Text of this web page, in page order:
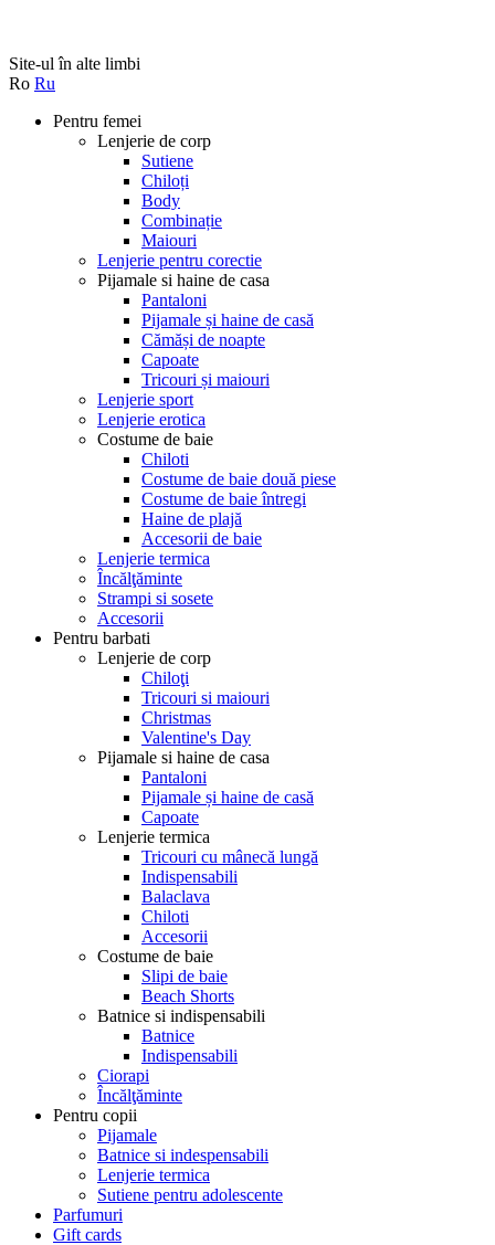
Site-ul în alte limbi
Ro Ru
Pentru femei
Lenjerie de corp
Sutiene
Chiloți
Body
Сombinație
Maiouri
Lenjerie pentru corectie
Pijamale si haine de casa
Pantaloni
Pijamale și haine de casă
Cămăși de noapte
Capoate
Tricouri și maiouri
Lenjerie sport
Lenjerie erotica
Costume de baie
Chiloti
Costume de baie două piese
Costume de baie întregi
Haine de plajă
Accesorii de baie
Lenjerie termica
Încălţăminte
Strampi si sosete
Accesorii
Pentru barbati
Lenjerie de corp
Chiloţi
Tricouri si maiouri
Christmas
Valentine's Day
Pijamale si haine de casa
Pantaloni
Pijamale și haine de casă
Capoate
Lenjerie termica
Tricouri cu mânecă lungă
Indispensabili
Balaclava
Chiloti
Accesorii
Costume de baie
Slipi de baie
Beach Shorts
Batnice si indispensabili
Batnice
Indispensabili
Ciorapi
Încălţăminte
Pentru copii
Pijamale
Batnice si indespensabili
Lenjerie termica
Sutiene pentru adolescente
Parfumuri
Gift cards